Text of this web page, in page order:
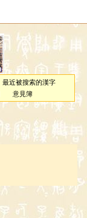
最近被搜索的漢字
意見簿